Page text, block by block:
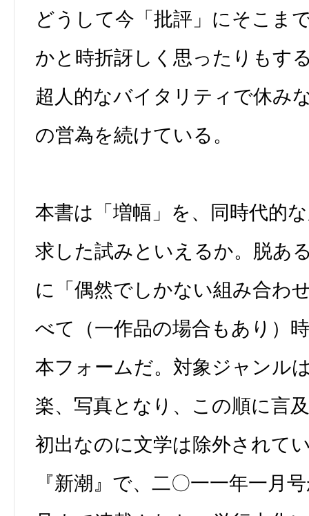
どうして今「批評」にそこま
かと時折訝しく思ったりもす
超人的なバイタリティで休み
の営為を続けている。
本書は「増幅」を、同時代的
求した試みといえるか。脱あ
に「偶然でしかない組み合わ
べて（一作品の場合もあり）
本フォームだ。対象ジャンル
楽、写真となり、この順に言
初出なのに文学は除外されて
『新潮』で、二〇一一年一月